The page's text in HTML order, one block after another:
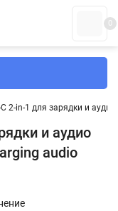
0
2-in-1 для зарядки и
и аудио
audio